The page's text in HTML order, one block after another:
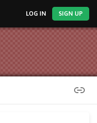
LOG IN SIGN UP